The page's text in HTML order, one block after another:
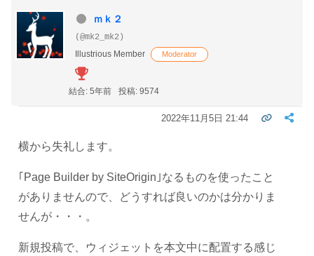
ｍｋ２
(@mk2_mk2)
Illustrious Member
Moderator
結合: 5年前 投稿: 9574
2022年11月5日 21:44
横から失礼します。
｢Page Builder by SiteOrigin｣なるものを使ったこと
がありませんので、どうすれば良いのかは分かりま
せんが・・・。
新規投稿で、ウィジェットを本文中に配置する感じ